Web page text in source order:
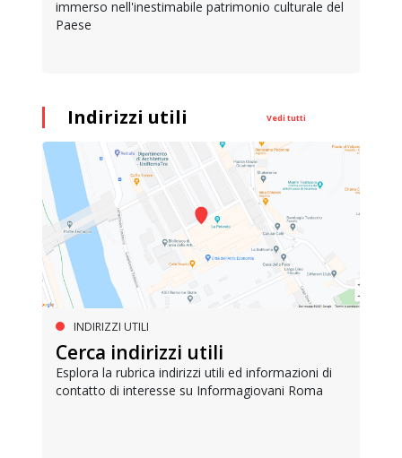
immerso nell'inestimabile patrimonio culturale del
Paese
Indirizzi utili Vedi tutti
INDIRIZZI UTILI
Cerca indirizzi utili
Esplora la rubrica indirizzi utili ed informazioni di
contatto di interesse su Informagiovani Roma